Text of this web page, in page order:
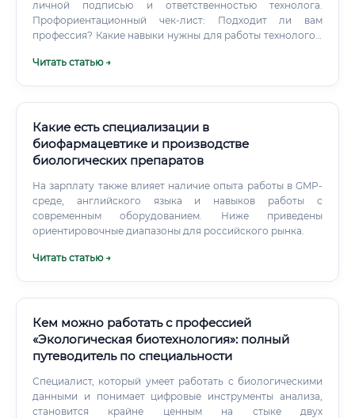
личной подписью и ответственностью технолога.
Профориентационный чек-лист: Подходит ли вам
профессия? Какие навыки нужны для работы технологом
посредственного технолога от высокооплачиваемого
Читать статью →
Какие есть специализации в
биофармацевтике и производстве
биологических препаратов
На зарплату также влияет наличие опыта работы в GMP-
среде, английского языка и навыков работы с
современным оборудованием. Ниже приведены
ориентировочные диапазоны для российского рынка.
Читать статью →
Кем можно работать с профессией
«Экологическая биотехнология»: полный
путеводитель по специальности
Специалист, который умеет работать с биологическими
данными и понимает цифровые инструменты анализа,
становится крайне ценным на стыке двух